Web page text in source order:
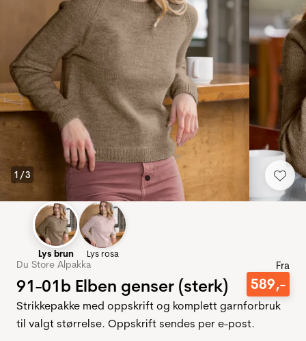
1 /3
Lys brun Lys rosa
Du Store Alpakka
91-01b Elben genser (sterk)
Fra
589,-
Strikkepakke med oppskrift og komplett garnforbruk
til valgt størrelse. Oppskrift sendes per e-post.